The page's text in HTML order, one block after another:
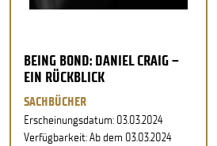
BEING BOND: DANIEL CRAIG –
EIN RÜCKBLICK
SACHBÜCHER
Erscheinungsdatum: 03.03.2024
Verfügbarkeit: Ab dem 03.03.2024